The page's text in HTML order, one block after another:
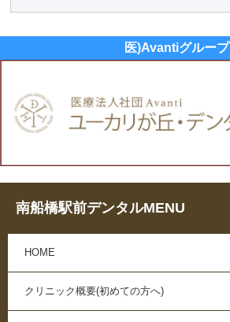
医)Avantiグループ
南船橋駅前デンタルMENU
HOME
クリニック概要(初めての方へ)